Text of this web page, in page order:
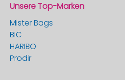
Unsere Top-Marken
Mister Bags
BIC
HARIBO
Prodir